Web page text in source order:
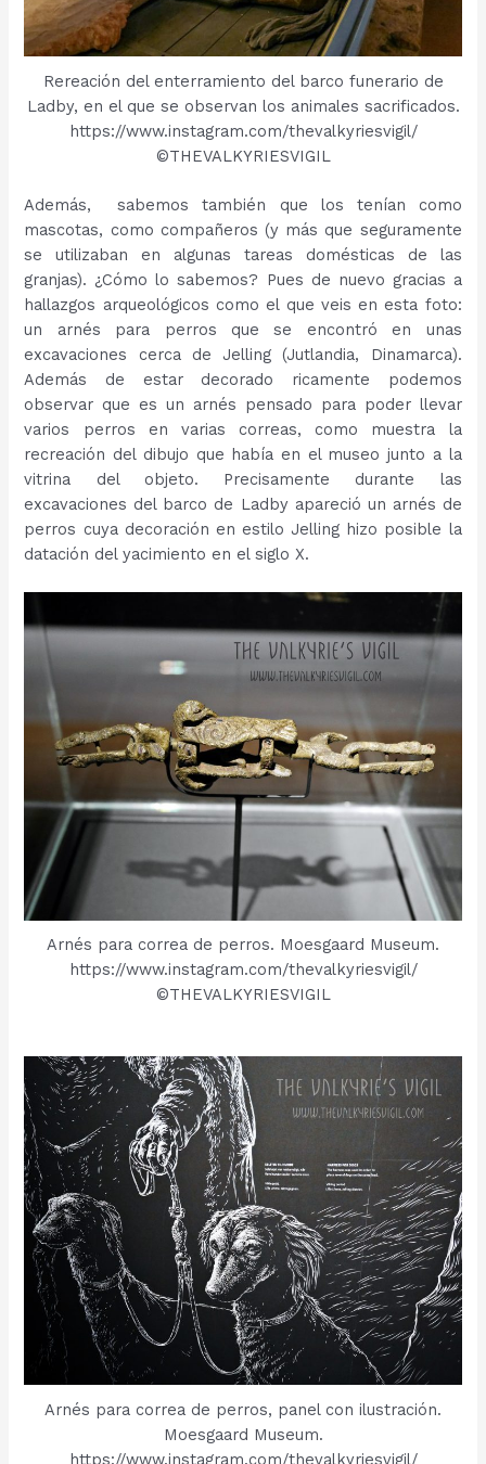
Rereación del enterramiento del barco funerario de
Ladby, en el que se observan los animales sacrificados.
https://www.instagram.com/thevalkyriesvigil/
©THEVALKYRIESVIGIL
Además, sabemos también que los tenían como
mascotas, como compañeros (y más que seguramente
se utilizaban en algunas tareas domésticas de las
granjas). ¿Cómo lo sabemos? Pues de nuevo gracias a
hallazgos arqueológicos como el que veis en esta foto:
un arnés para perros que se encontró en unas
excavaciones cerca de Jelling (Jutlandia, Dinamarca).
Además de estar decorado ricamente podemos
observar que es un arnés pensado para poder llevar
varios perros en varias correas, como muestra la
recreación del dibujo que había en el museo junto a la
vitrina del objeto. Precisamente durante las
excavaciones del barco de Ladby apareció un arnés de
perros cuya decoración en estilo Jelling hizo posible la
datación del yacimiento en el siglo X.
Arnés para correa de perros. Moesgaard Museum.
https://www.instagram.com/thevalkyriesvigil/
©THEVALKYRIESVIGIL
Arnés para correa de perros, panel con ilustración.
Moesgaard Museum.
https://www.instagram.com/thevalkyriesvigil/